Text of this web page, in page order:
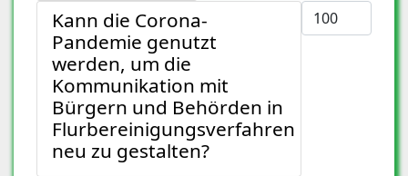
Anzeige #
Kann die Corona-
Pandemie genutzt
werden, um die
Kommunikation mit
Bürgern und Behörden in
Flurbereinigungsverfahren
neu zu gestalten?